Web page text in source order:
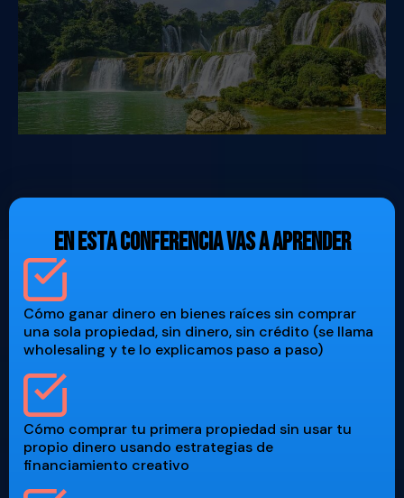
En esta conferencia vas a aprender
Cómo ganar dinero en bienes raíces sin comprar
una sola propiedad, sin dinero, sin crédito (se llama
wholesaling y te lo explicamos paso a paso)
Cómo comprar tu primera propiedad sin usar tu
propio dinero usando estrategias de
financiamiento creativo